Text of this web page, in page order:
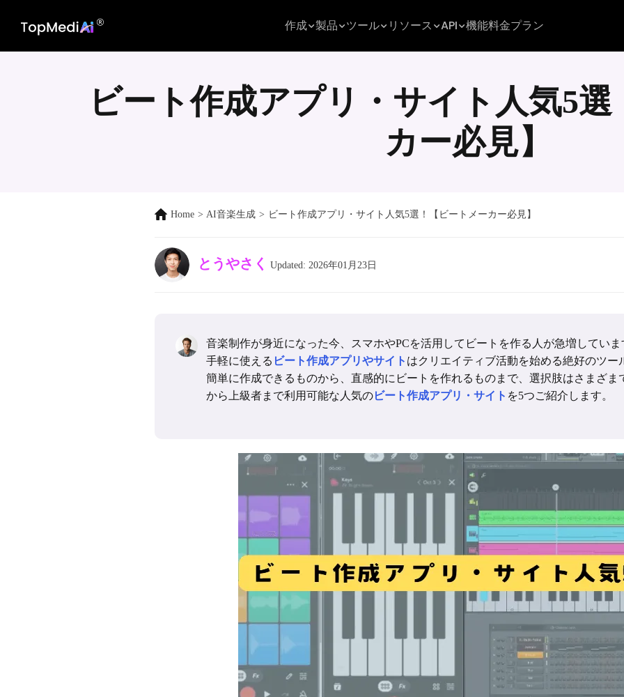
作成 製品 ツール リソース API 機能料金プラン
ビート作成アプリ・サイト人気5
カー必見】
Home > AI音楽生成 > ビート作成アプリ・サイト人気5選！【ビートメーカー必見】
とうやさく Updated: 2026年01月23日
音楽制作が身近になった今、スマホやPCを活用してビートを作る人が急増してい
手軽に使える ビート作成アプリやサイト はクリエイティブ活動を始める絶好のツー
簡単に作成できるものから、直感的にビートを作れるものまで、選択肢はさまざま
から上級者まで利用可能な人気のビート作成アプリ・サイト を5つご紹介します。